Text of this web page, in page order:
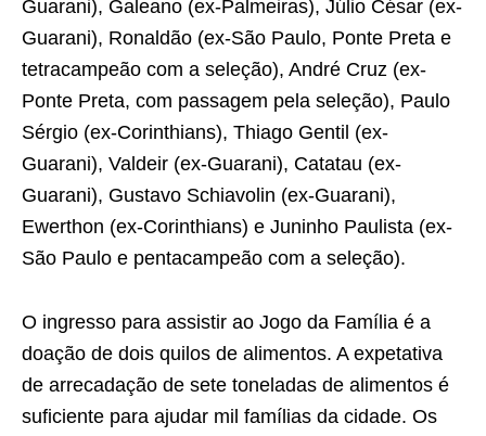
Guarani), Galeano (ex-Palmeiras), Júlio César (ex-
Guarani), Ronaldão (ex-São Paulo, Ponte Preta e
tetracampeão com a seleção), André Cruz (ex-
Ponte Preta, com passagem pela seleção), Paulo
Sérgio (ex-Corinthians), Thiago Gentil (ex-
Guarani), Valdeir (ex-Guarani), Catatau (ex-
Guarani), Gustavo Schiavolin (ex-Guarani),
Ewerthon (ex-Corinthians) e Juninho Paulista (ex-
São Paulo e pentacampeão com a seleção).
O ingresso para assistir ao Jogo da Família é a
doação de dois quilos de alimentos. A expetativa
de arrecadação de sete toneladas de alimentos é
suficiente para ajudar mil famílias da cidade. Os